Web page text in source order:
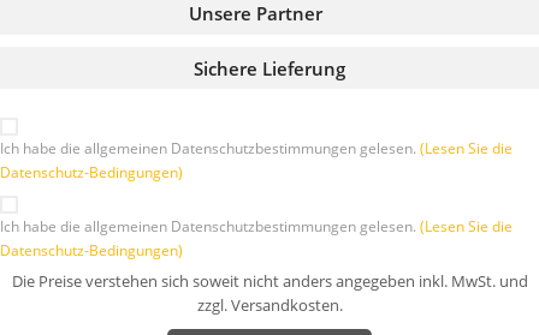
Sichere Lieferung
Unsere Partner
Ich habe die allgemeinen Datenschutzbestimmungen gelesen. (Lesen Sie die
Datenschutz-Bedingungen)
Ich habe die allgemeinen Datenschutzbestimmungen gelesen. (Lesen Sie die
Datenschutz-Bedingungen)
Die Preise verstehen sich soweit nicht anders angegeben inkl. MwSt. und
zzgl. Versandkosten.